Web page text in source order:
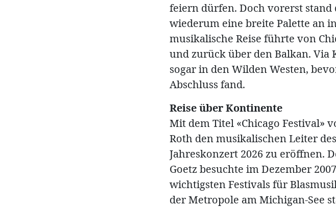
feiern dürfen. Doch vorerst stand
wiederum eine breite Palette an
musikalische Reise führte von
und zurück über den Balkan.
sogar in den Wilden Westen,
Abschluss fand.
Reise über Kontinente
Mit dem Titel «Chicago Festival»
Roth den musikalischen Leiter
Jahreskonzert 2026 zu eröffnen.
Goetz besuchte im Dezember
wichtigsten Festivals für
der Metropole am Michigan-See